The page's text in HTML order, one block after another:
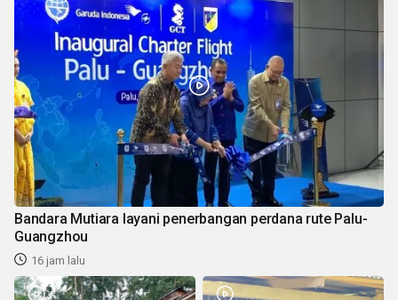
Bandara Mutiara layani penerbangan perdana rute Palu-
Guangzhou
16 jam lalu